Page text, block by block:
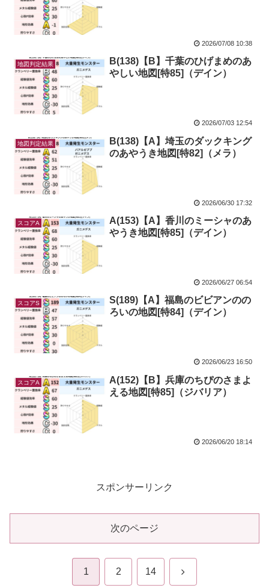
2026/07/08 10:38
地図判定結果
B(138)【B】千葉のひげまめのあ
やしい地図[特85]（デイン）
2026/07/03 12:54
地図判定結果
B(138)【A】埼玉のダックキング
のあやうき地図[特82]（メラ）
2026/06/30 17:32
スコアA
A(153)【A】香川のミーシャのあ
やうき地図[特85]（デイン）
2026/06/27 06:54
スコアS
S(189)【A】福島のビビアンのの
ろいの地図[特84]（デイン）
2026/06/23 16:50
スコアA
A(152)【B】兵庫のちぴのさまよ
える地図[特85]（ジバリア）
2026/06/20 18:14
スポンサーリンク
次のページ
1 2 14 次